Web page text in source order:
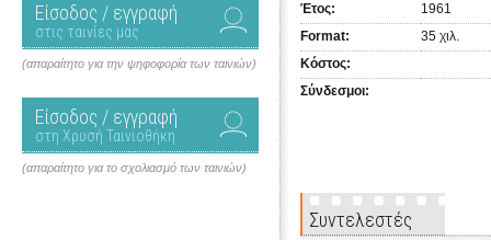
Είσοδος / εγγραφή
στις ταινίες μας
(απαραίτητο για την ψηφοφορία των ταινιών)
Είσοδος / εγγραφή
στη Χρυσή Ταινιοθήκη
(απαραίτητο για το σχολιασμό των ταινιών)
Έτος:
1961
Format:
35 χιλ.
Κόστος:
Σύνδεσμοι:
Συντελεστές